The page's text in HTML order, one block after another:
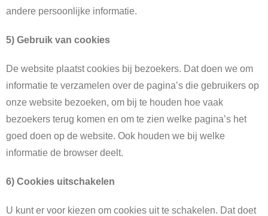
andere persoonlijke informatie.
5) Gebruik van cookies
De website plaatst cookies bij bezoekers. Dat doen we om
informatie te verzamelen over de pagina’s die gebruikers op
onze website bezoeken, om bij te houden hoe vaak
bezoekers terug komen en om te zien welke pagina’s het
goed doen op de website. Ook houden we bij welke
informatie de browser deelt.
6) Cookies uitschakelen
U kunt er voor kiezen om cookies uit te schakelen. Dat doet